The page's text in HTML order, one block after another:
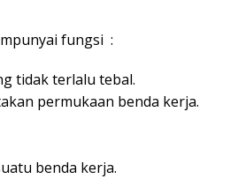
fungsi :
tidak terlalu tebal.
permukaan benda kerja.
benda kerja.